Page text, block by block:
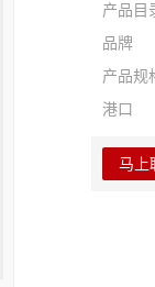
产品目
品牌
产品规
港口
马上